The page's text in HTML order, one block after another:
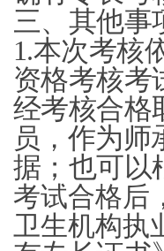
三、其他事
1.本次考核
资格考核考
经考核合格
员， 作为师
据；也可以
考试合格后
卫生机构执